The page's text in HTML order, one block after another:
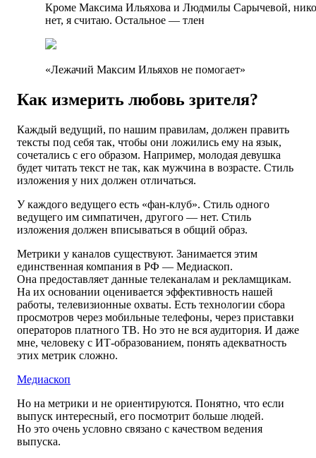
Кроме Максима Ильяхова и Людмилы Сарычевой,
нет, я считаю. Остальное — тлен
«Лежачий Максим Ильяхов не помогает»
Как измерить любовь зрителя?
Каждый ведущий, по нашим правилам, должен править
тексты под себя так, чтобы они ложились ему на язык,
сочетались с его образом. Например, молодая девушка
будет читать текст не так, как мужчина в возрасте. Стиль
изложения у них должен отличаться.
У каждого ведущего есть «фан-клуб». Стиль одного
ведущего им симпатичен, другого — нет. Стиль
изложения должен вписываться в общий образ.
Метрики у каналов существуют. Занимается этим
единственная компания в РФ — Медиаскоп.
Она предоставляет данные телеканалам и рекламщикам.
На их основании оценивается эффективность нашей
работы, телевизионные охваты. Есть технологии сбора
просмотров через мобильные телефоны, через приставки
операторов платного ТВ. Но это не вся аудитория. И даже
мне, человеку с ИТ-образованием, понять адекватность
этих метрик сложно.
Медиаскоп
Но на метрики и не ориентируются. Понятно, что если
выпуск интересный, его посмотрит больше людей.
Но это очень условно связано с качеством ведения
выпуска.